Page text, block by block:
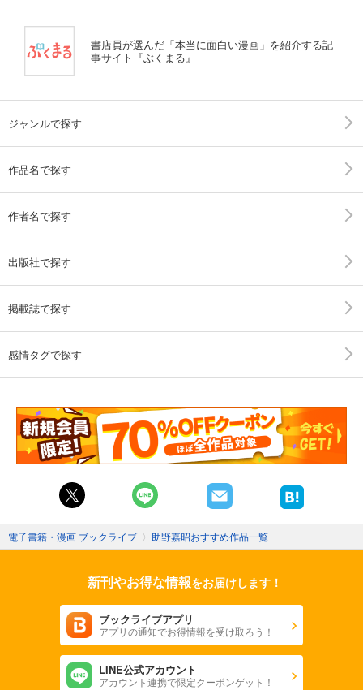
書店員が選んだ「本当に面白い漫画」を紹介する記
事サイト『ぶくまる』
ジャンルで探す
作品名で探す
作者名で探す
出版社で探す
掲載誌で探す
感情タグで探す
電子書籍・漫画 ブックライブ 〉 助野嘉昭おすすめ作品一覧
新刊やお得な情報をお届けします！
ブックライブアプリ
アプリの通知でお得情報を受け取ろう！
LINE公式アカウント
アカウント連携で限定クーポンゲット！